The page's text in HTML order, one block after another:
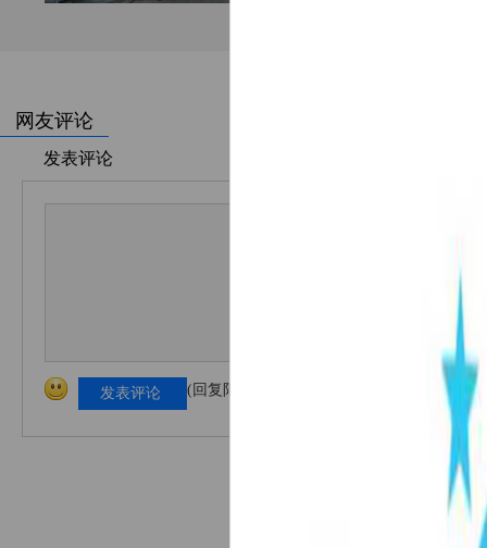
网友评论
发表评论
发表评论 (回复限1000字以内！)